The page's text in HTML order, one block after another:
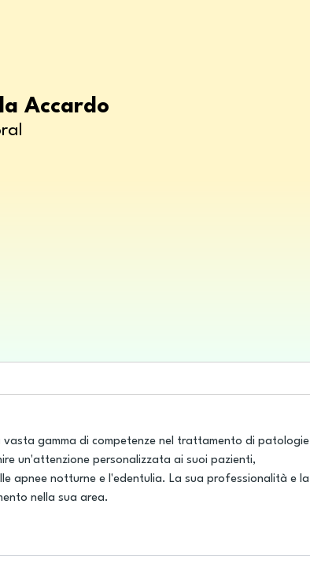
Accardo
gamma di competenze nel trattamento di patologie
un'attenzione personalizzata ai suoi pazienti,
apnee notturne e l'edentulia. La sua professionalità e la
nella sua area.